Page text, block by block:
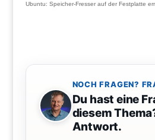
Ubuntu: Speicher-Fresser auf der Festplatte
NOCH FRAGEN?
Du hast eine
diesem
Antwort.